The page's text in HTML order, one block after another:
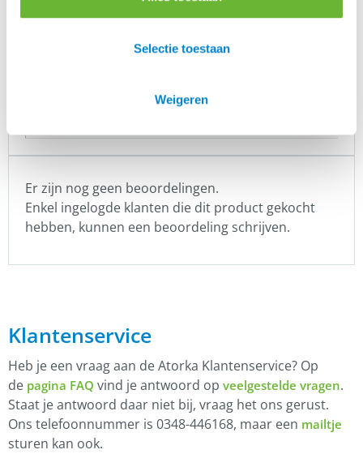
Selectie toestaan
Weigeren
Merk
Er zijn nog geen beoordelingen.
Enkel ingelogde klanten die dit product gekocht
hebben, kunnen een beoordeling schrijven.
Klantenservice
Heb je een vraag aan de Atorka Klantenservice? Op
de pagina FAQ vind je antwoord op veelgestelde vragen.
Staat je antwoord daar niet bij, vraag het ons gerust.
Ons telefoonnummer is 0348-446168, maar een mailtje
sturen kan ook.